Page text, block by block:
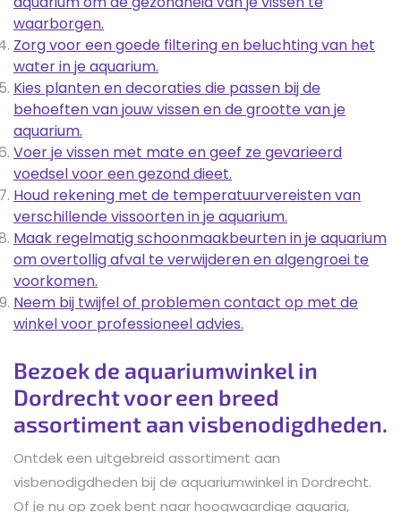
waarborgen.
Zorg voor een goede filtering en beluchting van het
water in je aquarium.
Kies planten en decoraties die passen bij de
behoeften van jouw vissen en de grootte van je
aquarium.
Voer je vissen met mate en geef ze gevarieerd
voedsel voor een gezond dieet.
Houd rekening met de temperatuurvereisten van
verschillende vissoorten in je aquarium.
Maak regelmatig schoonmaakbeurten in je aquarium
om overtollig afval te verwijderen en algengroei te
voorkomen.
Neem bij twijfel of problemen contact op met de
winkel voor professioneel advies.
Bezoek de aquariumwinkel in
Dordrecht voor een breed
assortiment aan visbenodigdheden.
Ontdek een uitgebreid assortiment aan
visbenodigdheden bij de aquariumwinkel in Dordrecht.
Of je nu op zoek bent naar hoogwaardige aquaria,